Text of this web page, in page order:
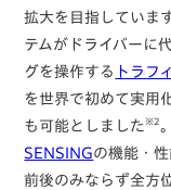
拡大を目指していま
テムがドライバーに
グを操作する トラフ
を世界で初めて実用
も可能としました ※2
SENSINGの機能・
前後のみならず全方